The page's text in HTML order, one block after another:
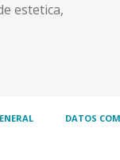
estetica,
venta de
DATOS